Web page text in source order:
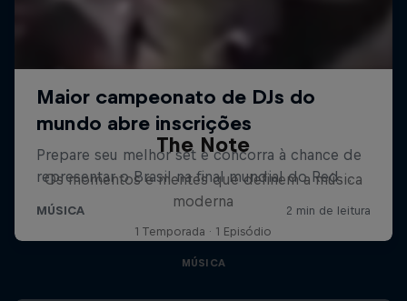
The Note
Os momentos e mentes que definem a música
moderna
1 Temporada · 1 Episódio
MÚSICA